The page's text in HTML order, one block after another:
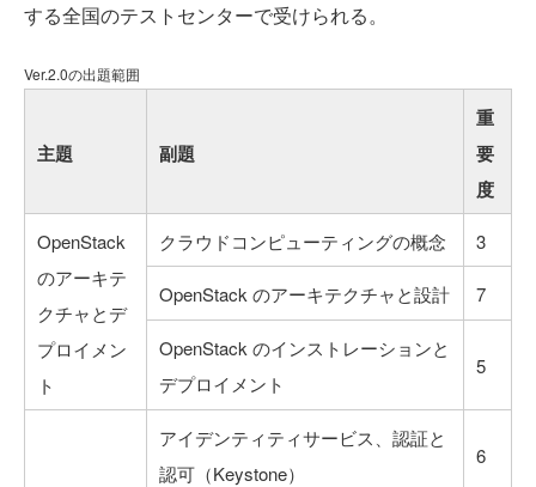
する全国のテストセンターで受けられる。
Ver.2.0の出題範囲
主題 副題
重
要
度
OpenStack
のアーキテ
クチャとデ
プロイメン
ト
クラウドコンピューティングの概念 3
OpenStack のアーキテクチャと設計 7
OpenStack のインストレーションと
デプロイメント
5
アイデンティティサービス、認証と
認可（Keystone）
6